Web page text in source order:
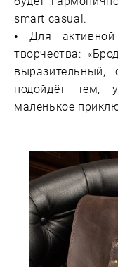
smart casual.
• Для
творчества:
подойдёт
маленькое